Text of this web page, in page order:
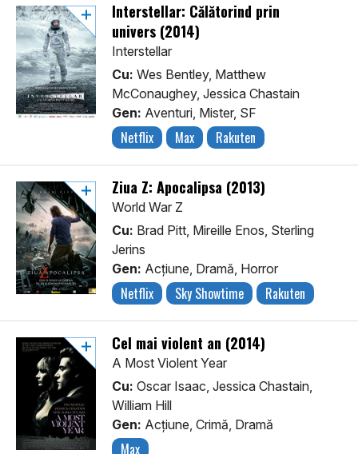
Interstellar: Călătorind prin
univers (2014)
Interstellar
Cu: Wes Bentley, Matthew
McConaughey, Jessica Chastain
Gen: Aventuri, Mister, SF
Netflix Max Rakuten
Ziua Z: Apocalipsa (2013)
World War Z
Cu: Brad Pitt, Mireille Enos, Sterling
Jerins
Gen: Acţiune, Dramă, Horror
Netflix Sky Showtime Rakuten
Cel mai violent an (2014)
A Most Violent Year
Cu: Oscar Isaac, Jessica Chastain,
William Hill
Gen: Acţiune, Crimă, Dramă
Max